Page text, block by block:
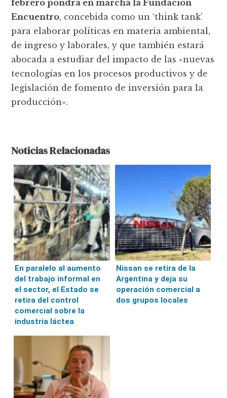
febrero pondrá en marcha la Fundación
Encuentro, concebida como un ‘think tank’
para elaborar políticas en materia ambiental,
de ingreso y laborales, y que también estará
abocada a estudiar del impacto de las «nuevas
tecnologías en los procesos productivos y de
legislación de fomento de inversión para la
producción».
Noticias Relacionadas
En paralelo al aumento
del trabajo informal en
el sector, el Estado se
retira del control
comercial sobre la
industria láctea
Nissan se retira de la
Argentina y deja su
operación comercial a
dos grupos locales